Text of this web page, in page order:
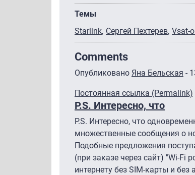
Темы
Starlink Сергей Пехтерев Vsat-
Comments
Опубликовано Яна Бельская -
Постоянная ссылка (Permalink)
P.S. Интересно, что
P.S. Интересно, что
множественные сообщения о
Подобные предложения
(при заказе через сайт) "Wi-Fi
интернету без SIM-карты и